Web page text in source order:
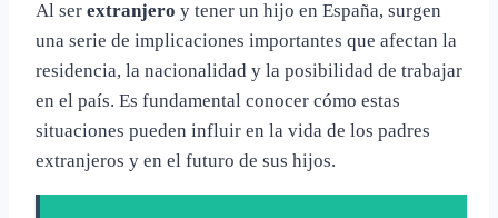
Al ser extranjero y tener un hijo en España, surgen
una serie de implicaciones importantes que afectan la
residencia, la nacionalidad y la posibilidad de trabajar
en el país. Es fundamental conocer cómo estas
situaciones pueden influir en la vida de los padres
extranjeros y en el futuro de sus hijos.